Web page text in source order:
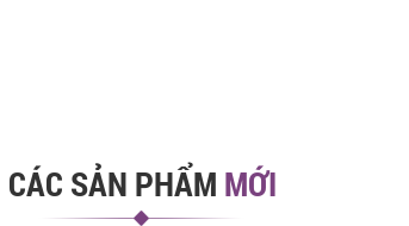
CÁC SẢN PHẨM MỚI